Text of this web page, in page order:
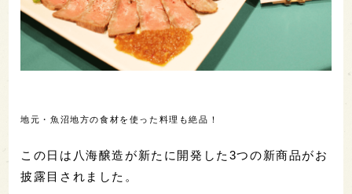
地元・魚沼地方の食材を使った料理も絶品！
この日は八海醸造が新たに開発した3つの新商品がお
披露目されました。